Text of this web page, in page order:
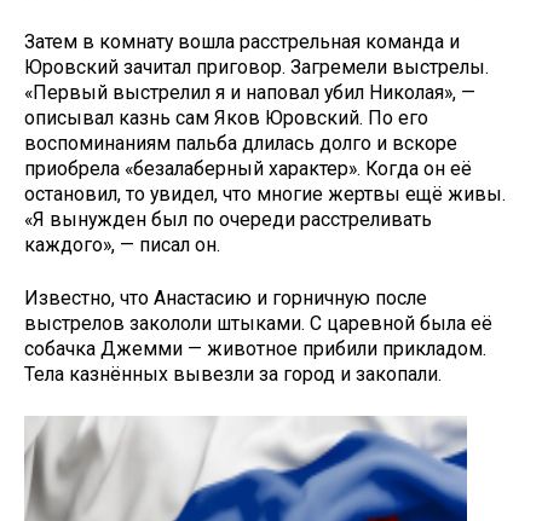
Затем в комнату вошла расстрельная команда и
Юровский зачитал приговор. Загремели выстрелы.
«Первый выстрелил я и наповал убил Николая», —
описывал казнь сам Яков Юровский. По его
воспоминаниям пальба длилась долго и вскоре
приобрела «безалаберный характер». Когда он её
остановил, то увидел, что многие жертвы ещё живы.
«Я вынужден был по очереди расстреливать
каждого», — писал он.
Известно, что Анастасию и горничную после
выстрелов закололи штыками. С царевной была её
собачка Джемми — животное прибили прикладом.
Тела казнённых вывезли за город и закопали.